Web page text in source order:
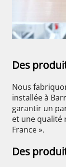
Des
Nous
installée à
garantir un
et une qualité
France ».
Des